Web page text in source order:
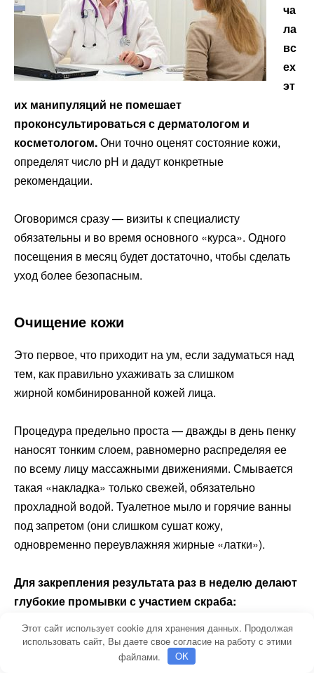
ча
ла
вс
ех
эт
их манипуляций не помешает
проконсультироваться с дерматологом и
косметологом.Они точно оценят состояние кожи,
определят число рН и дадут конкретные
рекомендации.
Оговоримся сразу — визиты к специалисту
обязательны и во время основного «курса». Одного
посещения в месяц будет достаточно, чтобы сделать
уход более безопасным.
Очищение кожи
Это первое, что приходит на ум, если задуматься над
тем, как правильно ухаживать за слишком
жирной комбинированной кожей лица.
Процедура предельно проста — дважды в день пенку
наносят тонким слоем, равномерно распределяя ее
по всему лицу массажными движениями. Смывается
такая «накладка» только свежей, обязательно
прохладной водой. Туалетное мыло и горячие ванны
под запретом (они слишком сушат кожу,
одновременно переувлажняя жирные «латки»).
Для закрепления результата раз в неделю делают
глубокие промывки с участием скраба:
Покров увлажняется водой.
Этот сайт использует cookie для хранения данных. Продолжая
использовать сайт, Вы даете свое согласие на работу с этими
файлами.
OK